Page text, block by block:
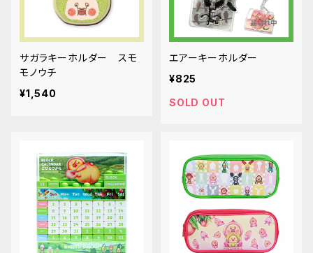
サガラキーホルダー スモ
モノウチ
¥1,540
エアーキーホルダー
¥825
SOLD OUT